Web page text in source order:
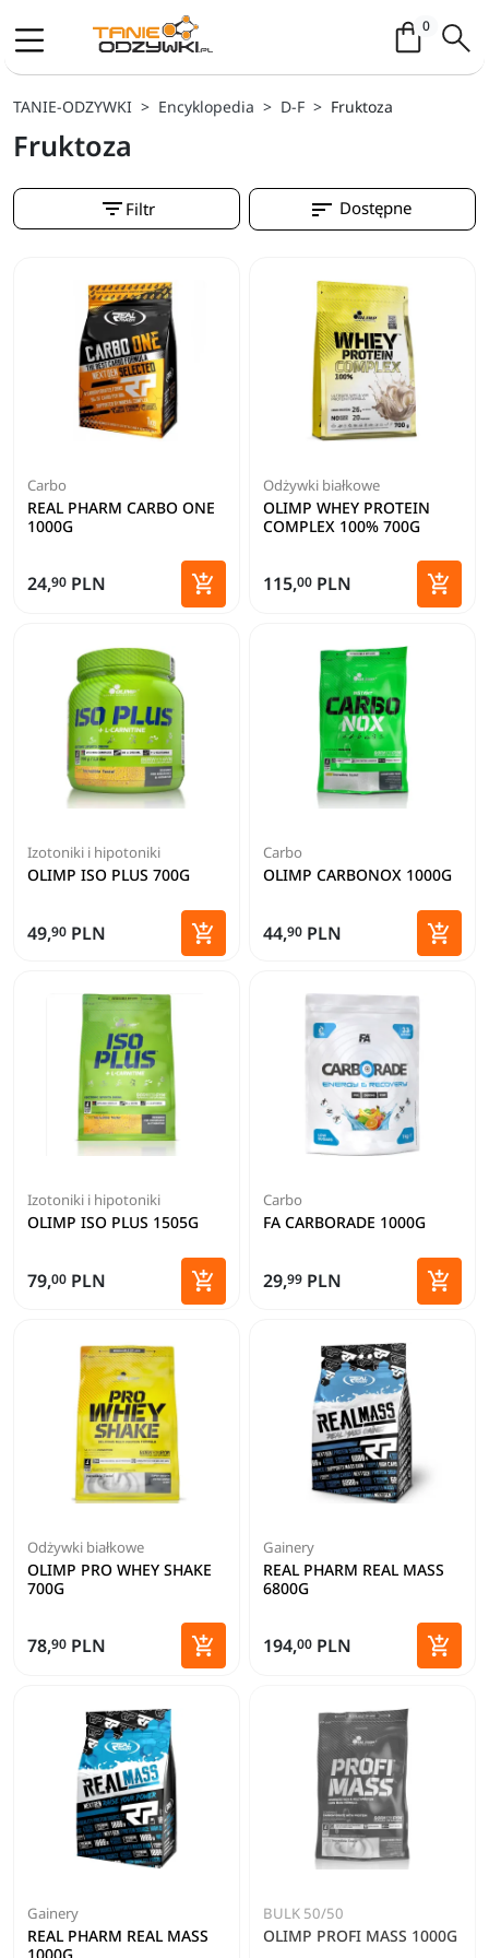
0Koszyk /
TANIE-ODZYWKI Encyklopedia D-F Fruktoza
Fruktoza
filter_list Filtr sort Dostępne
Carbo
REAL PHARM CARBO ONE
1000G
24,90 PLN 
Dodaj do koszyka
Odżywki białkowe
OLIMP WHEY PROTEIN
COMPLEX 100% 700G
115,00 PLN 
Izotoniki i hipotoniki
OLIMP ISO PLUS 700G
49,90 PLN 
Dodaj do koszyka
Carbo
OLIMP CARBONOX 1000G
44,90 PLN 
Dodaj
Izotoniki i hipotoniki
OLIMP ISO PLUS 1505G
79,00 PLN 
Dodaj do koszyka
Carbo
FA CARBORADE 1000G
29,99 PLN 
Dodaj
Odżywki białkowe
OLIMP PRO WHEY SHAKE
700G
78,90 PLN  Zobacz szczegóły
Gainery
REAL PHARM REAL MASS
6800G
194,00 PLN 
Dodaj
Gainery
REAL PHARM REAL MASS
BULK 50/50
OLIMP PROFI MASS 1000G